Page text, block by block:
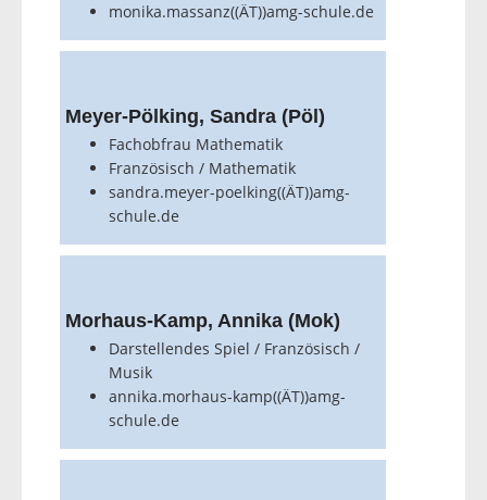
monika.massanz((ÄT))amg-schule.de
Meyer-Pölking, Sandra (Pöl)
Fachobfrau Mathematik
Französisch / Mathematik
sandra.meyer-poelking((ÄT))amg-
schule.de
Morhaus-Kamp, Annika (Mok)
Darstellendes Spiel / Französisch /
Musik
annika.morhaus-kamp((ÄT))amg-
schule.de